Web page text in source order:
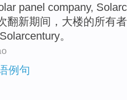
panel company,
翻新期间， 大楼的所有者
Solarcentury。
例句